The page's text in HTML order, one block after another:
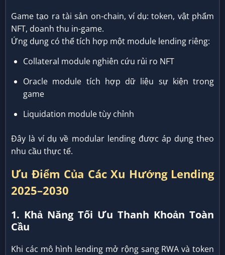
Game tạo ra tài sản on-chain, ví dụ: token, vật phẩm
NFT, doanh thu in-game.
Ứng dụng có thể tích hợp một module lending riêng:
Collateral module nghiên cứu rủi ro NFT
Oracle module tích hợp dữ liệu sự kiện trong
game
Liquidation module tùy chỉnh
Đây là ví dụ về modular lending được áp dụng theo
nhu cầu thực tế.
Ưu Điểm Của Các Xu Hướng Lending
2025–2030
1. Khả Năng Tối Ưu Thanh Khoản Toàn
Cầu
Khi các mô hình lending mở rộng sang RWA và token